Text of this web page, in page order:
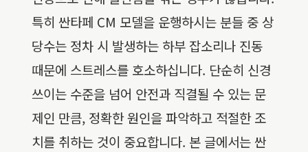
특히 싼타페 CM 모델을 운행하시는 분들 중 상
당수는 정차 시 발생하는 하부 잡소리나 진동
때문에 스트레스를 호소하십니다. 단순히 신경
쓰이는 수준을 넘어 안전과 직결될 수 있는 문
제인 만큼, 정확한 원인을 파악하고 적절한 조
치를 취하는 것이 중요합니다. 본 글에서는 싼